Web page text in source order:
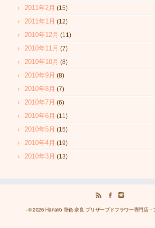
2011年2月 (15)
2011年1月 (12)
2010年12月 (11)
2010年11月 (7)
2010年10月 (8)
2010年9月 (8)
2010年8月 (7)
2010年7月 (6)
2010年6月 (11)
2010年5月 (15)
2010年4月 (19)
2010年3月 (13)
· © 2026Hanairo 華色 奈良 プリザーブドフラワー専門店